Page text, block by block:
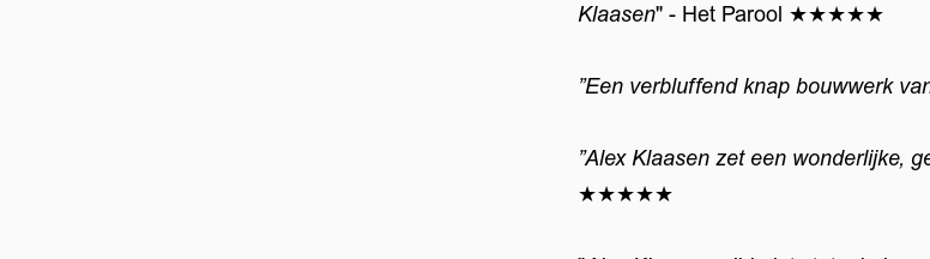
Klaasen" - Het Parool ★★★★★
”Een verbluffend knap bouwwerk
”Alex Klaasen zet een wonderlijke,
★★★★★